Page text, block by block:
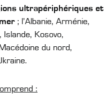
ultrapériphériques et
; l’Albanie, Arménie,
Islande, Kosovo,
du nord,
: